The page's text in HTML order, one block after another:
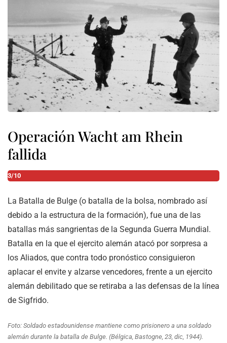
Operación Wacht am Rhein
fallida
3/10
La Batalla de Bulge (o batalla de la bolsa, nombrado así
debido a la estructura de la formación), fue una de las
batallas más sangrientas de la Segunda Guerra Mundial.
Batalla en la que el ejercito alemán atacó por sorpresa a
los Aliados, que contra todo pronóstico consiguieron
aplacar el envite y alzarse vencedores, frente a un ejercito
alemán debilitado que se retiraba a las defensas de la línea
de Sigfrido.
Foto: Soldado estadounidense mantiene como prisionero a una soldado
alemán durante la batalla de Bulge. (Bélgica, Bastogne, 23, dic, 1944).